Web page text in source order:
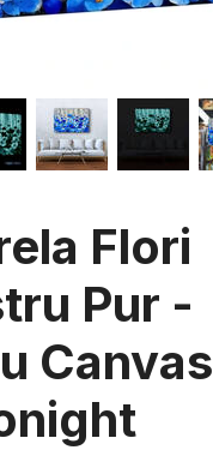
Flori
Pur -
Canvas